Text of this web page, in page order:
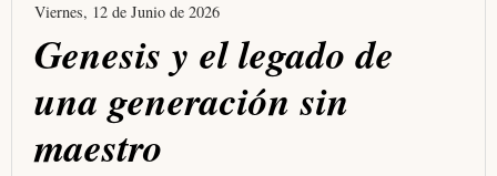
Viernes, 12 de Junio de 2026
Genesis y el legado de
una generación sin
maestro